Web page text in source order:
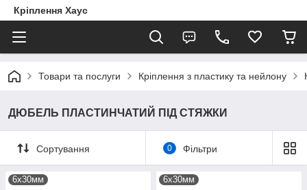
Кріплення Хаус
Товари та послуги Кріплення з пластику та нейлону
ДЮБЕЛЬ ПЛАСТИНЧАТИЙ ПІД СТЯЖКИ
Сортування 0 Фільтри
6х30мм 6х30мм